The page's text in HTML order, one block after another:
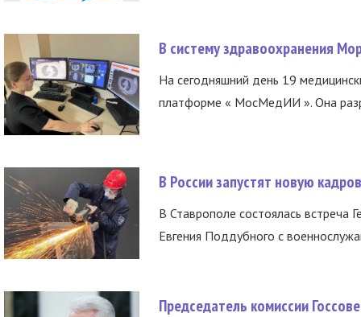
В систему здравоохранения
На сегодняшний день 19
платформе « МосМедИИ ». Она
В России запустят новую
В Ставрополе состоялась встреча
Евгения Поддубного с
Председатель комиссии